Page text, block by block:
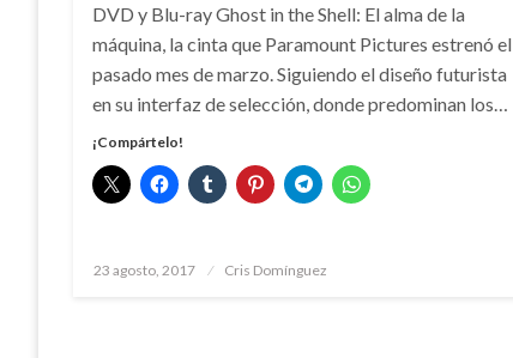
DVD y Blu-ray Ghost in the Shell: El alma de la
máquina, la cinta que Paramount Pictures estrenó el
pasado mes de marzo. Siguiendo el diseño futurista
en su interfaz de selección, donde predominan los…
¡Compártelo!
Publicado
23 agosto, 2017 Cris Domínguez